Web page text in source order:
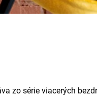
zo série viacerých